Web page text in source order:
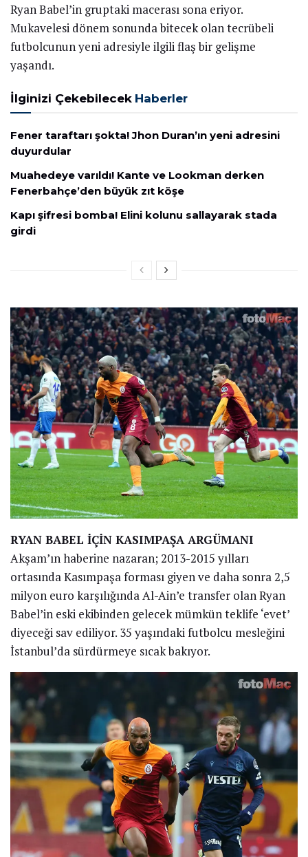
Ryan Babel’in gruptaki macerası sona eriyor.
Mukavelesi dönem sonunda bitecek olan tecrübeli
futbolcunun yeni adresiyle ilgili flaş bir gelişme
yaşandı.
İlginizi Çekebilecek Haberler
Fener taraftarı şokta! Jhon Duran’ın yeni adresini
duyurdular
Muahedeye varıldı! Kante ve Lookman derken
Fenerbahçe’den büyük zıt köşe
Kapı şifresi bomba! Elini kolunu sallayarak stada
girdi
RYAN BABEL İÇİN KASIMPAŞA ARGÜMANI
Akşam’ın haberine nazaran; 2013-2015 yılları
ortasında Kasımpaşa forması giyen ve daha sonra 2,5
milyon euro karşılığında Al-Ain’e transfer olan Ryan
Babel’in eski ekibinden gelecek mümkün teklife ‘evet’
diyeceği sav ediliyor. 35 yaşındaki futbolcu mesleğini
İstanbul’da sürdürmeye sıcak bakıyor.